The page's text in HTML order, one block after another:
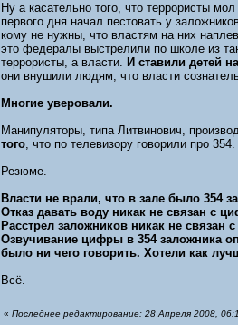
Ну а касательно того, что террористы
первого дня начал пестовать у
кому не нужны, что властям на них
это федералы выстрелили по школе из
террористы, а власти. И ставили детей
они внушили людям, что власти
Многие уверовали.
Манипуляторы, типа Литвинович,
того, что по телевизору говорили про 354.
Резюме.
Власти не врали, что в зале было 354
Отказ давать воду никак не связан с
Расстрел заложников никак не
Озвучивание цифры в 354 заложника
было ни чего говорить. Хотели как
Всё.
« Последнее редактирование: 28 Апреля 2008,